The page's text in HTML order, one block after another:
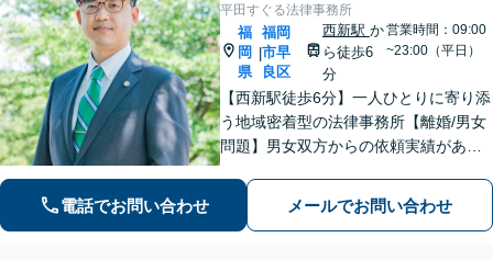
平田すぐる法律事務所
福
岡
県
|
福岡
市早
良区
西新駅 か
ら徒歩6
分
営業時間：09:00
~23:00（平日）
【西新駅徒歩6分】一人ひとりに寄り添
う地域密着型の法律事務所【離婚/男女
問題】男女双方からの依頼実績があり
せんか？第3者の目線から、さまざまな
解決方法や選択肢の提示をいたします
電話でお問い合わせ メールでお問い合わせ